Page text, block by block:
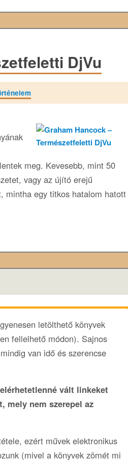
DjVu
meg. Kevesebb, mint 50
vagy az újító erejű
mintha egy titkos hatalom hatott
letölthető könyvek
fellelhető módon). Sajnos
van idő és szerencse
vált linkeket
mely nem szerepel az
ezért művek elektronikus
(mivel a könyvek zömét mi